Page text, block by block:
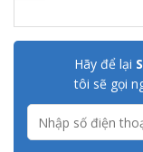
Hãy để lại
tôi sẽ gọi